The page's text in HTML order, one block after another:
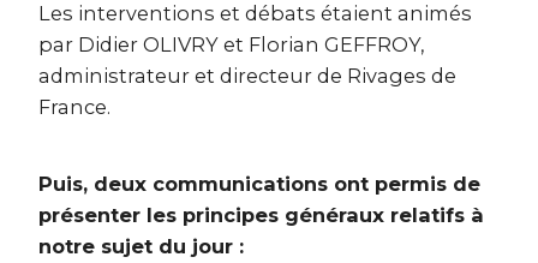
Les interventions et débats étaient animés
par Didier OLIVRY et Florian GEFFROY,
administrateur et directeur de Rivages de
France.
Puis, deux communications ont permis de
présenter les principes généraux relatifs à
notre sujet du jour :